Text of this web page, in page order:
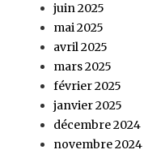
juin 2025
mai 2025
avril 2025
mars 2025
février 2025
janvier 2025
décembre 2024
novembre 2024